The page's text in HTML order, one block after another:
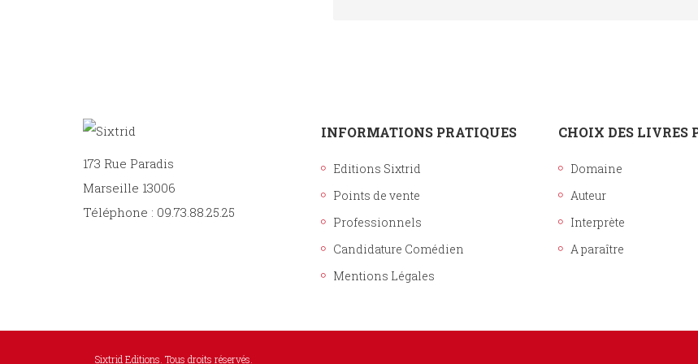
173 Rue Paradis
Marseille 13006
Téléphone : 09.73.88.25.25
INFORMATIONS PRATIQUES
Editions Sixtrid
Points de vente
Professionnels
Candidature Comédien
Mentions Légales
CHOIX DES LIVRES
Domaine
Auteur
Interprète
A paraître
Sixtrid Editions. Tous droits réservés.